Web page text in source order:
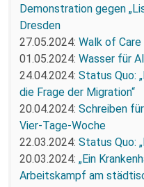
Demonstration gegen
Dresden
27.05.2024: Walk of
01.05.2024: Wasser für
24.04.2024: Status Quo:
die Frage der Migration“
20.04.2024: Schreiben
Vier-Tage-Woche
22.03.2024: Status Quo:
20.03.2024: „Ein
Arbeitskampf am